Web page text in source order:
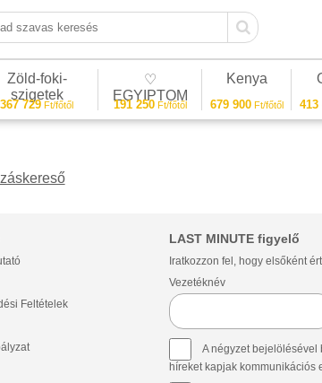
szavas keresés
Zöld-foki-
szigetek
367 729 Ft/főtől
♡
EGYIPTOM
191 250Ft/főtől
Kenya
679 900Ft/főtől 413
LAST MINUTE figyelő
Iratkozzon fel, hogy elsőként
Vezetéknév
A négyzet bejelölésével
híreket kapjak kommunikációs
Feltételek